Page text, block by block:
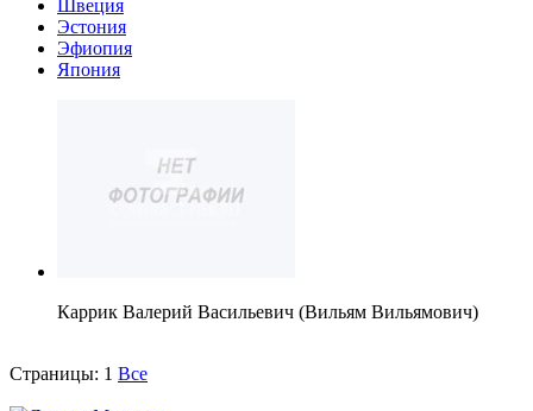
Швеция
Эстония
Эфиопия
Япония
Каррик Валерий Васильевич (Вильям Вильямович)
Страницы: 1 Все